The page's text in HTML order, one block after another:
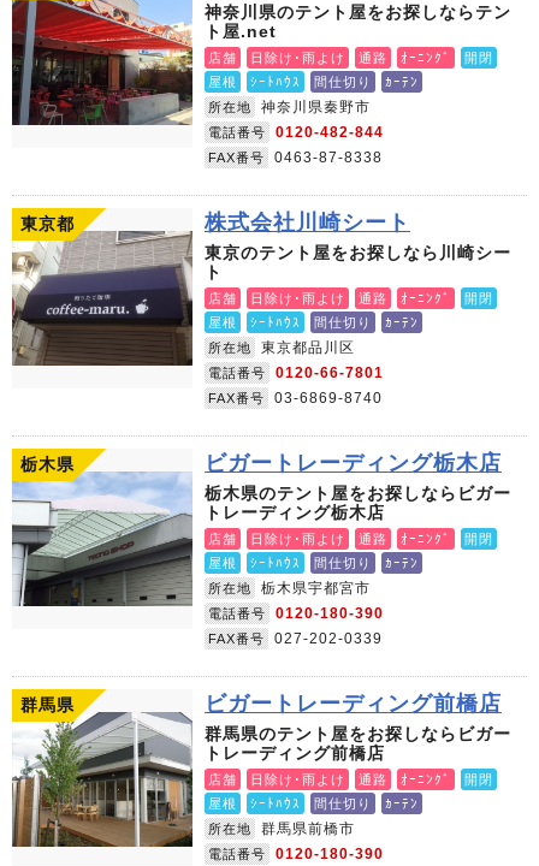
神奈川県のテント屋をお探しならテン
ト屋.net
店舗 日除け･雨よけ 通路 ｵｰﾆﾝｸﾞ
開閉
屋根
ｼｰﾄﾊｳｽ 間仕切り
ｶｰﾃﾝ
所在地
神奈川県秦野市
電話番号 0120-482-844
FAX番号 0463-87-8338
東京都 株式会社川崎シート
東京のテント屋をお探しなら川崎シー
ト
店舗 日除け･雨よけ 通路 ｵｰﾆﾝｸﾞ
開閉
屋根
ｼｰﾄﾊｳｽ 間仕切り
ｶｰﾃﾝ
所在地
東京都品川区
電話番号 0120-66-7801
FAX番号 03-6869-8740
栃木県 ビガートレーディング栃木店
栃木県のテント屋をお探しならビガー
トレーディング栃木店
店舗 日除け･雨よけ 通路 ｵｰﾆﾝｸﾞ
開閉
屋根
ｼｰﾄﾊｳｽ 間仕切り
ｶｰﾃﾝ
所在地
栃木県宇都宮市
電話番号 0120-180-390
FAX番号 027-202-0339
群馬県 ビガートレーディング前橋店
群馬県のテント屋をお探しならビガー
トレーディング前橋店
店舗 日除け･雨よけ 通路 ｵｰﾆﾝｸﾞ
開閉
屋根
ｼｰﾄﾊｳｽ 間仕切り
ｶｰﾃﾝ
所在地
群馬県前橋市
電話番号 0120-180-390